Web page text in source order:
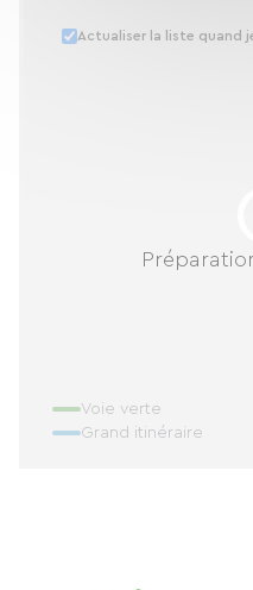
Actualiser la liste quand
Voie verte
Grand itinéraire